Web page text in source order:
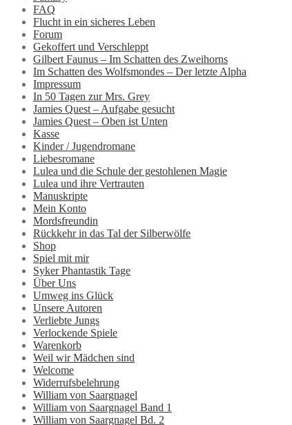
FAQ
Flucht in ein sicheres Leben
Forum
Gekoffert und Verschleppt
Gilbert Faunus – Im Schatten des Zweihorns
Im Schatten des Wolfsmondes – Der letzte Alpha
Impressum
In 50 Tagen zur Mrs. Grey
Jamies Quest – Aufgabe gesucht
Jamies Quest – Oben ist Unten
Kasse
Kinder / Jugendromane
Liebesromane
Lulea und die Schule der gestohlenen Magie
Lulea und ihre Vertrauten
Manuskripte
Mein Konto
Mordsfreundin
Rückkehr in das Tal der Silberwölfe
Shop
Spiel mit mir
Syker Phantastik Tage
Über Uns
Umweg ins Glück
Unsere Autoren
Verliebte Jungs
Verlockende Spiele
Warenkorb
Weil wir Mädchen sind
Welcome
Widerrufsbelehrung
William von Saargnagel
William von Saargnagel Band 1
William von Saargnagel Bd. 2